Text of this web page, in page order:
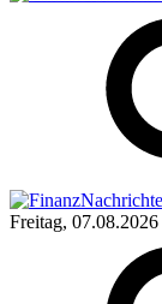
Freitag, 07.08.2026